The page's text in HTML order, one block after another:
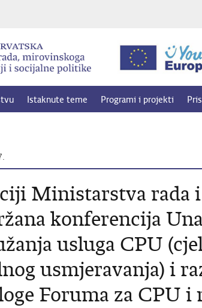
Istaknute teme Programi i projekti
Ministarstva rada
konferencija
usluga CPU
usmjeravanja) i
Foruma za CPU i